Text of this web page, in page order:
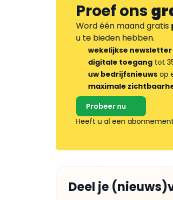
Proef ons
Word één maand gratis
u te bieden hebben.
wekelijkse newsletter
digitale toegang tot
uw bedrijfsnieuws op
maximale
Probeer nu
Heeft u al een
Deel je